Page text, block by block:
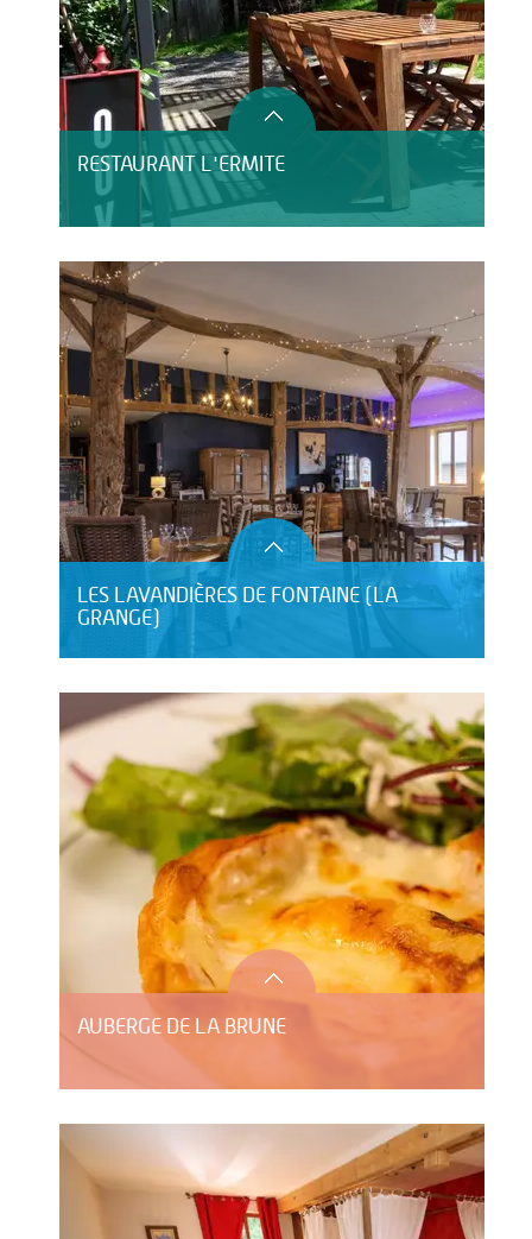
RESTAURANT L'ERMITE
LES LAVANDIÈRES DE FONTAINE (LA
GRANGE)
AUBERGE DE LA BRUNE